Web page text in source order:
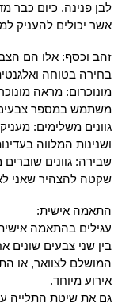
לבן פנינה. כיום כבר
אשר יכולים להעניק
זהב וכסף: אלו הם
בחירה בטוחה
מונוכרום: מראה
משתמש במספר צבעים
גוונים משלימים:
ושנינות המלווה
שבירה: גוונים
שקטה להצהיר שאני
התאמה אישית:
עגילים בהתאמה
בין שני צבעים שונים
המושלם לצוואר, או
אירוע מיוחד.
גם את שיטת התלייה